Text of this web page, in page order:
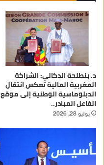
د. بنطلحة الدكالي: الشراكة
المغربية المالية تعكس انتقال
الدبلوماسية الوطنية إلى موقع
الفاعل المبادر..
يوليو 28, 2026